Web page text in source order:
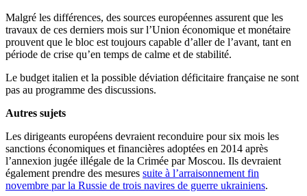
Malgré les différences, des sources européennes assurent que les
travaux de ces derniers mois sur l’Union économique et monétaire
prouvent que le bloc est toujours capable d’aller de l’avant, tant en
période de crise qu’en temps de calme et de stabilité.
Le budget italien et la possible déviation déficitaire française ne sont
pas au programme des discussions.
Autres sujets
Les dirigeants européens devraient reconduire pour six mois les
sanctions économiques et financières adoptées en 2014 après
l’annexion jugée illégale de la Crimée par Moscou. Ils devraient
également prendre des mesures suite à l’arraisonnement fin
novembre par la Russie de trois navires de guerre ukrainiens.